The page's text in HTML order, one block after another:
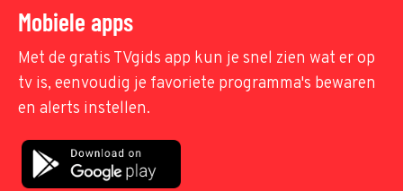
Mobiele apps
Met de gratis TVgids app kun je snel zien wat er op
tv is, eenvoudig je favoriete programma's bewaren
en alerts instellen.